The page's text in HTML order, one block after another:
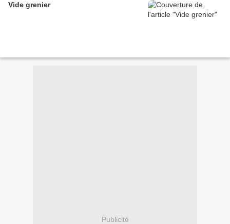
Vide grenier
Publicité